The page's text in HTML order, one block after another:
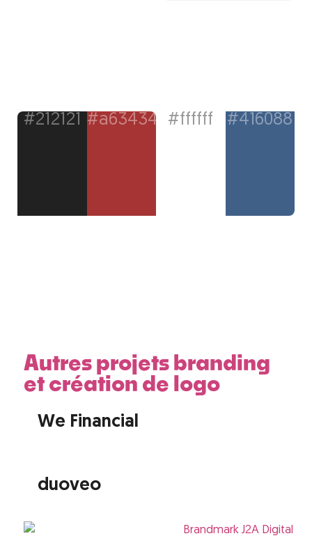
#212121 #a63434 #ffffff #416088
Autres projets branding
et création de logo
We Financial
duoveo